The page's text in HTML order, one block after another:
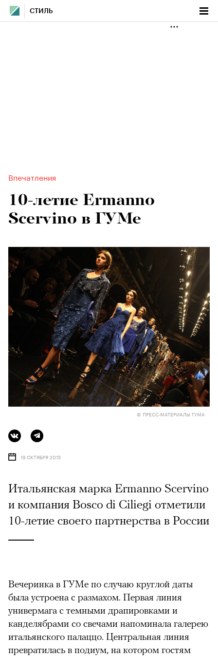
СТИЛЬ
Впечатления
10-летие Ermanno
Scervino в ГУМе
© ПРЕСС-МАТЕРИАЛЫ ГУМА
19 ОКТЯБРЯ 2015
Итальянская марка Ermanno Scervino
и компания Bosco di Ciliegi отметили
10-летие своего партнерства в России
Вечеринка в ГУМе по случаю круглой даты
была устроена с размахом. Первая линия
универмага с темными драпировками и
канделябрами со свечами напоминала галерею
итальянского палаццо. Центральная линия
превратилась в подиум, на котором гостям